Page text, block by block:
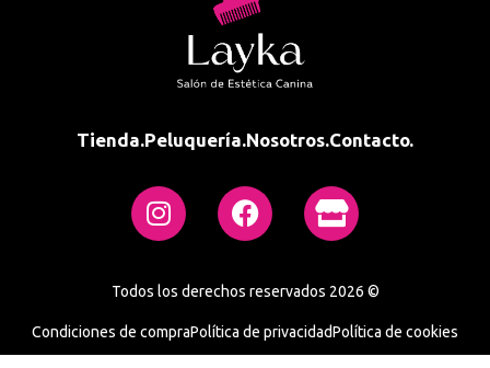
Tienda.Peluquería.Nosotros.Contacto.
Todos los derechos reservados 2026 ©
Condiciones de compraPolítica de privacidadPolítica de cookies